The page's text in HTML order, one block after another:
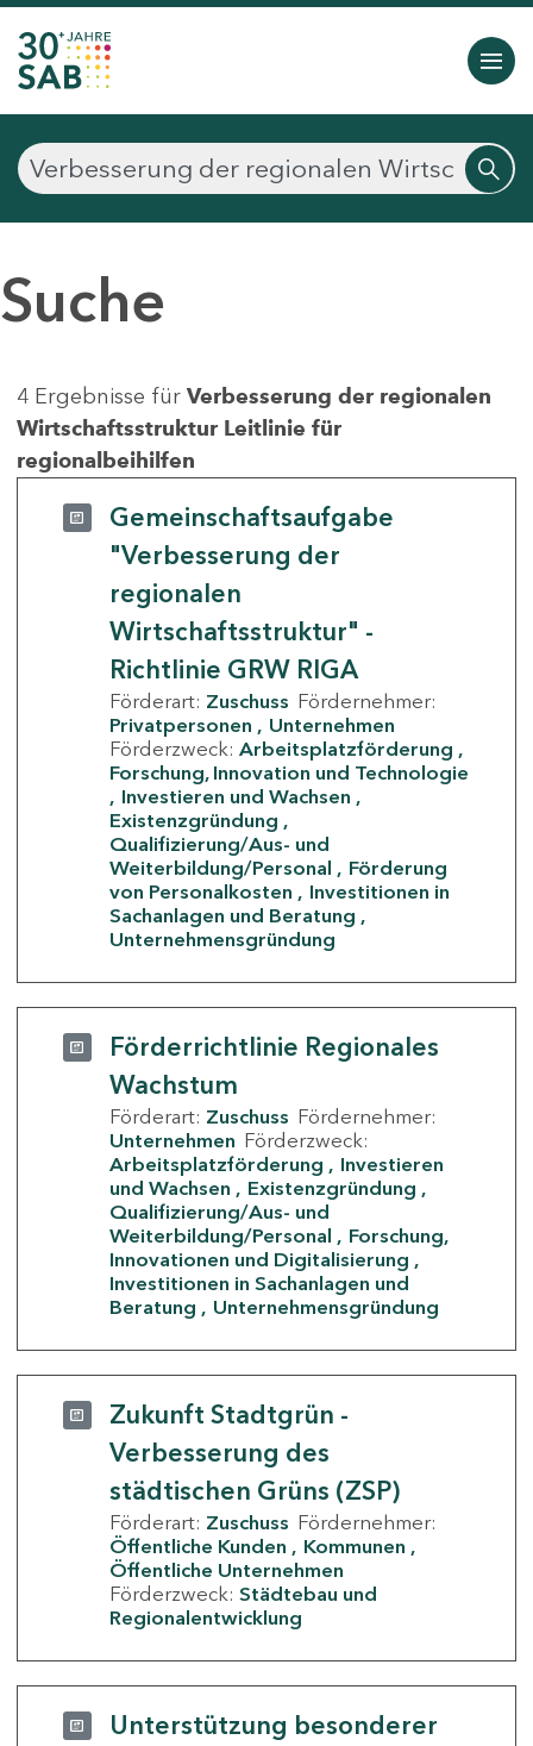
Suche
4 Ergebnisse für Verbesserung der regionalen
Wirtschaftsstruktur Leitlinie für
regionalbeihilfen
Gemeinschaftsaufgabe
"Verbesserung der
regionalen
Wirtschaftsstruktur" -
Richtlinie GRW RIGA
Förderart: Zuschuss Fördernehmer:
Privatpersonen
Unternehmen
Förderzweck: Arbeitsplatzförderung
Forschung, Innovation und Technologie
Investieren und Wachsen
Existenzgründung
Qualifizierung/Aus- und
Weiterbildung/Personal
Förderung
von Personalkosten
Investitionen in
Sachanlagen und Beratung
Unternehmensgründung
Förderrichtlinie Regionales
Wachstum
Förderart: Zuschuss Fördernehmer:
Unternehmen Förderzweck:
Arbeitsplatzförderung
Investieren
und Wachsen
Existenzgründung
Qualifizierung/Aus- und
Weiterbildung/Personal
Forschung,
Innovationen und Digitalisierung
Investitionen in Sachanlagen und
Beratung
Unternehmensgründung
Zukunft Stadtgrün -
Verbesserung des
städtischen Grüns (ZSP)
Förderart: Zuschuss Fördernehmer:
Öffentliche Kunden
Kommunen
Öffentliche Unternehmen
Förderzweck: Städtebau und
Regionalentwicklung
Unterstützung besonderer